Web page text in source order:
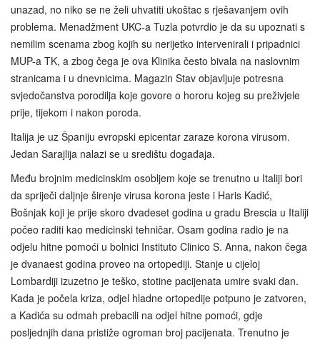
unazad, no niko se ne želi uhvatiti ukoštac s rješavanjem ovih
problema. Menadžment UKC-a Tuzla potvrdio je da su upoznati s
nemilim scenama zbog kojih su nerijetko intervenirali i pripadnici
MUP-a TK, a zbog čega je ova Klinika često bivala na naslovnim
stranicama i u dnevnicima. Magazin Stav objavljuje potresna
svjedočanstva porodilja koje govore o hororu kojeg su preživjele
prije, tijekom i nakon poroda.
Italija je uz Španiju evropski epicentar zaraze korona virusom.
Jedan Sarajlija nalazi se u središtu događaja.
Među brojnim medicinskim osobljem koje se trenutno u Italiji bori
da spriječi daljnje širenje virusa korona jeste i Haris Kadić,
Bošnjak koji je prije skoro dvadeset godina u gradu Brescia u Italiji
počeo raditi kao medicinski tehničar. Osam godina radio je na
odjelu hitne pomoći u bolnici Instituto Clinico S. Anna, nakon čega
je dvanaest godina proveo na ortopediji. Stanje u cijeloj
Lombardiji izuzetno je teško, stotine pacijenata umire svaki dan.
Kada je počela kriza, odjel hladne ortopedije potpuno je zatvoren,
a Kadića su odmah prebacili na odjel hitne pomoći, gdje
posljednjih dana pristiže ogroman broj pacijenata. Trenutno je